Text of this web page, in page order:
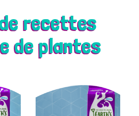
recettes
de plantes